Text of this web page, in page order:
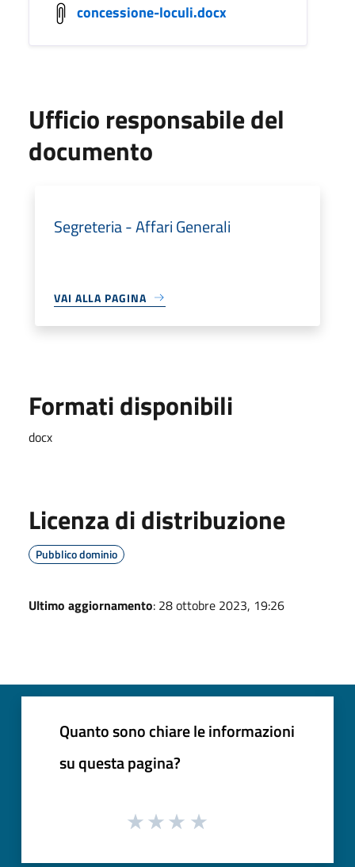
concessione-loculi.docx
Ufficio responsabile del
documento
Segreteria - Affari Generali
VAI ALLA PAGINA
Formati disponibili
docx
Licenza di distribuzione
Pubblico dominio
Ultimo aggiornamento: 28 ottobre 2023, 19:26
Quanto sono chiare le informazioni
su questa pagina?